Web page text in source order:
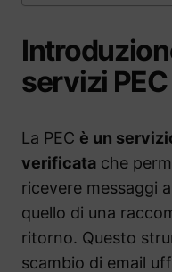
servizi
La PEC è un
verificata che
ricevere messaggi
quello di una
ritorno. Questo
scambio di email